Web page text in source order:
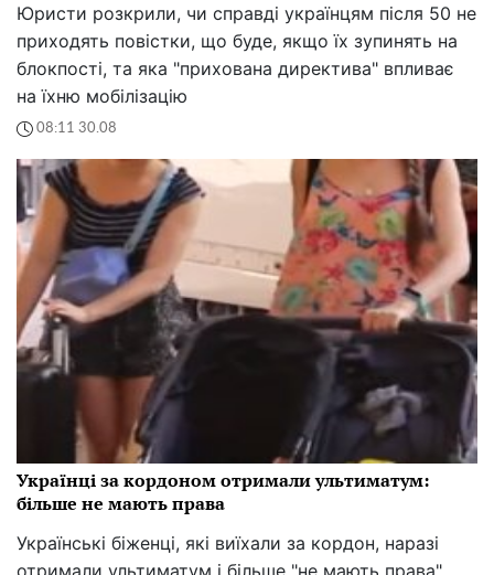
Юристи розкрили, чи справді українцям після 50 не
приходять повістки, що буде, якщо їх зупинять на
блокпості, та яка "прихована директива" впливає
на їхню мобілізацію
08:11 30.08
Українці за кордоном отримали ультиматум:
більше не мають права
Українські біженці, які виїхали за кордон, наразі
отримали ультиматум і більше "не мають права".